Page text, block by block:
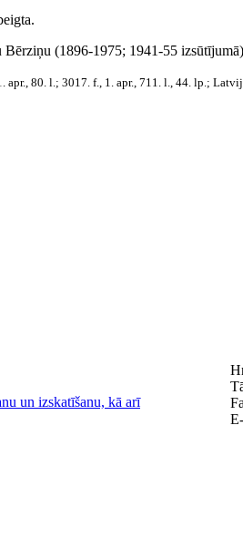
(1896-1975; 1941-55
80. l.; 3017. f., 1. apr., 711. l., 44. lp.;
un izskatīšanu, kā arī